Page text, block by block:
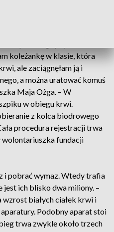
koleżankę w klasie, która
ale zaciągnęłam ją i
a można uratować komuś
Maja Ożga. – W
w obiegu krwi.
z kolca biodrowego
procedura rejestracji trwa
wolontariuszka fundacji
i pobrać wymaz. Wtedy trafia
jest ich blisko dwa miliony. –
białych ciałek krwi i
Podobny aparat stoi
trwa zwykle około trzech